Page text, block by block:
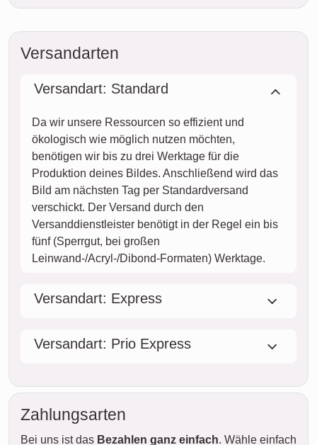
Versandarten
Versandart: Standard
Da wir unsere Ressourcen so effizient und
ökologisch wie möglich nutzen möchten,
benötigen wir bis zu drei Werktage für die
Produktion deines Bildes. Anschließend wird das
Bild am nächsten Tag per Standardversand
verschickt. Der Versand durch den
Versanddienstleister benötigt in der Regel ein bis
fünf (Sperrgut, bei großen
Leinwand-/Acryl-/Dibond-Formaten) Werktage.
Versandart: Express
Versandart: Prio Express
Zahlungsarten
Bei uns ist das Bezahlen ganz einfach. Wähle einfach